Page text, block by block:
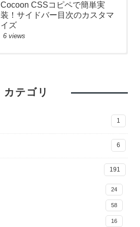
Cocoon CSSコピペで簡単実
装！サイドバー目次のカスタマ
イズ
6 views
ファイルを実行！同期・非同期
React プロジェクトの関数名や
ファイルを実行！同期・非同期
【CSS】画像を横幅いっぱいに
Jupyter Notebook を「.py」の
Pythonで実行可能なコードに変
ンツの読み込みが終わったらイ
WordPress 編集画面を便利にカ
スタマイズ！add_meta_boxes
カテゴリ
1
6
191
24
58
16